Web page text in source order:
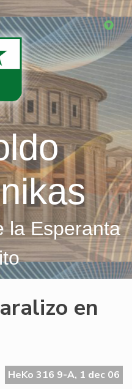
la Esperanta
en
HeKo 316 9-A, 1 dec 06